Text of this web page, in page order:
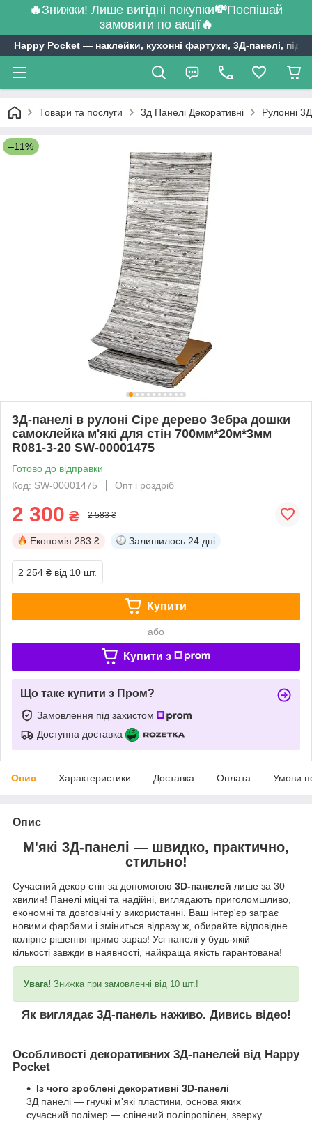
🔥Знижки! Лише вигідні покупки💸Поспішай
замовити по акції🔥
Happy Pocket ― наклейки, кухонні фартухи, 3Д-панелі,
Товари та послуги 3д Панелі Декоративні Рулонні
–11%
3Д-панелі в рулоні Сіре дерево Зебра дошки
самоклейка м'які для стін 700мм*20м*3мм
R081-3-20 SW-00001475
Готово до відправки
Код: SW-00001475
Опт і роздріб
2 300 ₴ 2 583 ₴
Економія 283 ₴ Залишилось 24 дні
2 254 ₴ від 10 шт.
Купити
або
Купити з
Що таке купити з Пром?
Замовлення під захистом
Доступна доставка
Опис Характеристики Доставка Оплата Умови
Опис
М'які 3Д-панелі — швидко, практично,
стильно!
Сучасний декор стін за допомогою 3D-панелей лише за 30
хвилин! Панелі міцні та надійні, виглядають приголомшливо,
економні та довговічні у використанні. Ваш інтер'єр заграє
новими фарбами і зміниться відразу ж, обирайте відповідне
колірне рішення прямо зараз! Усі панелі у будь-якій
кількості завжди в наявності, найкраща якість гарантована!
Увага! Знижка при замовленні від 10 шт.!
Як виглядає 3Д-панель наживо. Дивись відео!
Особливості декоративних 3Д-панелей від Happy
Pocket
Із чого зроблені декоративні 3D-панелі
3Д панелі — гнучкі м'які пластини, основа яких
сучасний полімер — спінений поліпропілен, зверху